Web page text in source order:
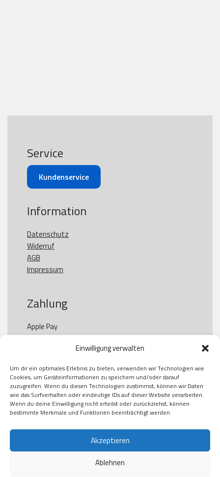
Einwilligung verwalten
Um dir ein optimales Erlebnis zu bieten, verwenden wir Technologien wie
Cookies, um Geräteinformationen zu speichern und/oder darauf
zuzugreifen. Wenn du diesen Technologien zustimmst, können wir Daten
wie das Surfverhalten oder eindeutige IDs auf dieser Website verarbeiten.
Wenn du deine Einwilligung nicht erteilst oder zurückziehst, können
bestimmte Merkmale und Funktionen beeinträchtigt werden.
Akzeptieren
Ablehnen
Service
Kundenservice
Information
Datenschutz
Widerruf
AGB
Impressum
Zahlung
Apple Pay
Paypal
Kauf auf Rechung
Klarna
American Express